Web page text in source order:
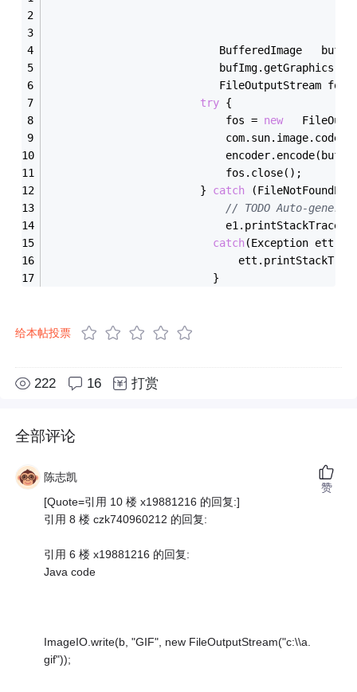
BufferedImage
						   FileOutputStream fos;
try {
							fos =
new
							fos.close();
						}
catch
// TODO Auto-
catch(Exception ett){
						  }
给本帖投票
222 16 打赏
全部评论
陈志凯
[Quote=引用 10 楼 x19881216 的回复:]
引用 8 楼 czk740960212 的回复:
引用 6 楼 x19881216 的回复:
Java code
ImageIO.write(b, "GIF", new FileOutputStream("c:\\a.
gif"));
赞